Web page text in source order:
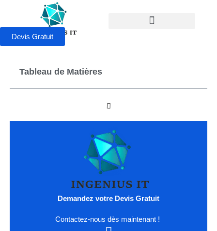
Devis Gratuit
Tableau de Matières
Demandez votre Devis Gratuit
Contactez-nous dès maintenant !